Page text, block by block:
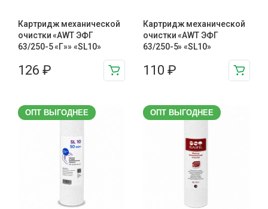
Картридж механической
очистки «AWT ЭФГ
63/250-5 «Г»» «SL10»
126 ₽
Картридж механической
очистки «AWT ЭФГ
63/250-5» «SL10»
110 ₽
ОПТ ВЫГОДНЕЕ ОПТ ВЫГОДНЕЕ